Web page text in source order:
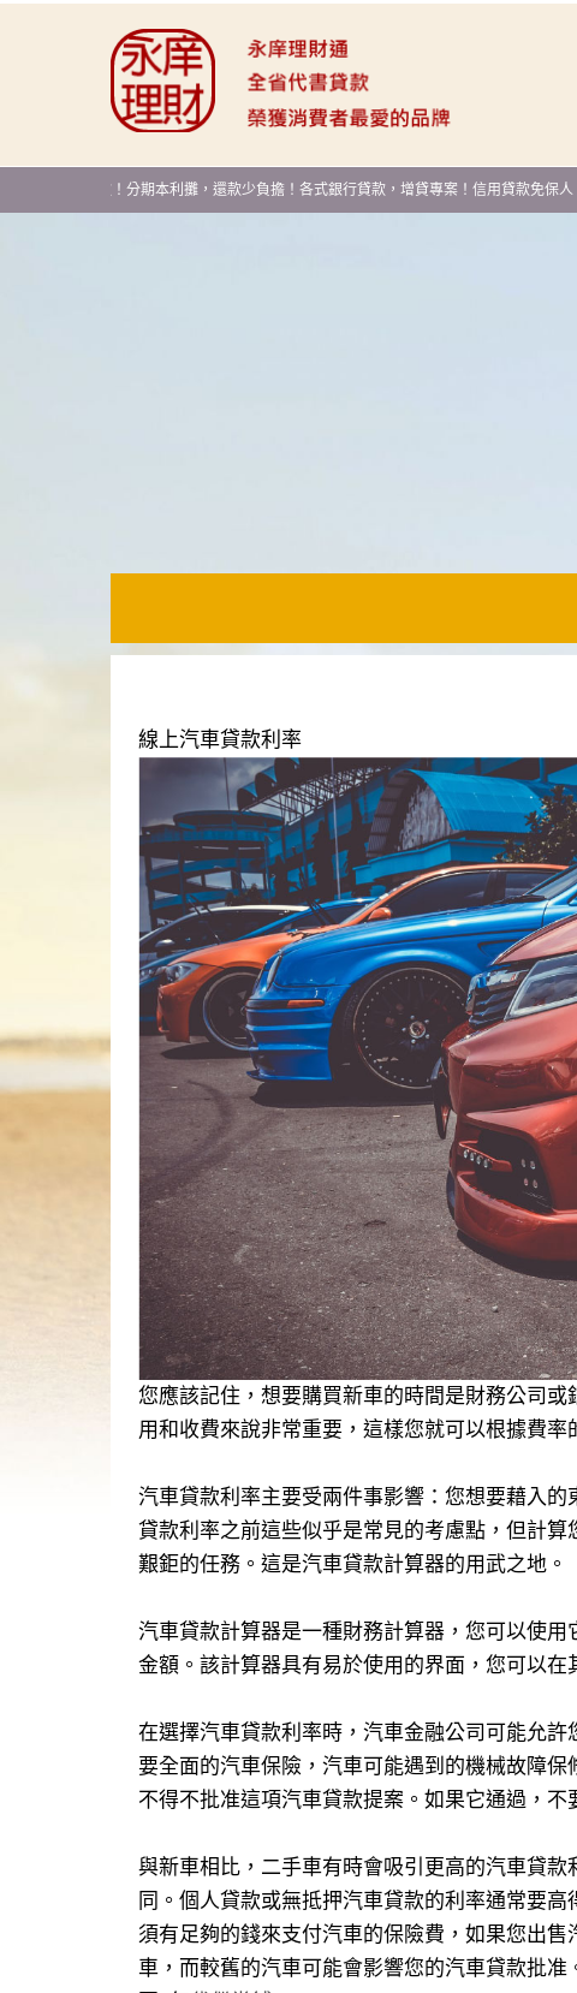
快速撥款！分期本利攤，還款少負擔！各式銀行貸款，增貸專案！信用貸款免保人，免
線上汽車貸款利率
您應該記住，想要購買新車的時間是財務公司
用和收費來說非常重要，這樣您就可以根據費率
汽車貸款利率主要受兩件事影響：您想要藉入
貸款利率之前這些似乎是常見的考慮點，但計
艱鉅的任務。這是汽車貸款計算器的用武之地。
汽車貸款計算器是一種財務計算器，您可以使
金額。該計算器具有易於使用的界面，您可以在
在選擇汽車貸款利率時，汽車金融公司可能允
要全面的汽車保險，汽車可能遇到的機械故障
不得不批准這項汽車貸款提案。如果它通過，
與新車相比，二手車有時會吸引更高的汽車貸
同。個人貸款或無抵押汽車貸款的利率通常要
須有足夠的錢來支付汽車的保險費，如果您出
車，而較舊的汽車可能會影響您的汽車貸款批